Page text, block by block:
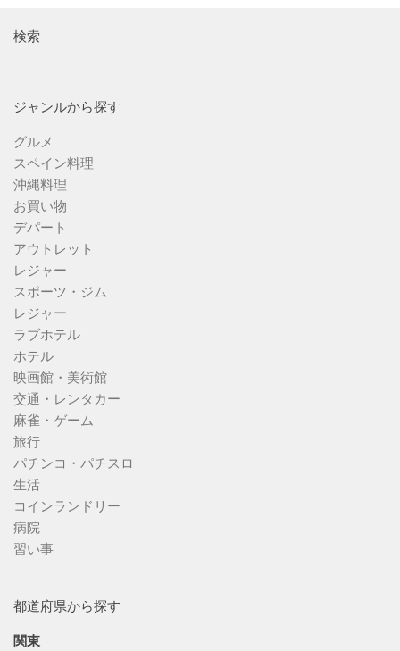
検索
ジャンルから探す
グルメ
スペイン料理
沖縄料理
お買い物
デパート
アウトレット
レジャー
スポーツ・ジム
レジャー
ラブホテル
ホテル
映画館・美術館
交通・レンタカー
麻雀・ゲーム
旅行
パチンコ・パチスロ
生活
コインランドリー
病院
習い事
都道府県から探す
関東